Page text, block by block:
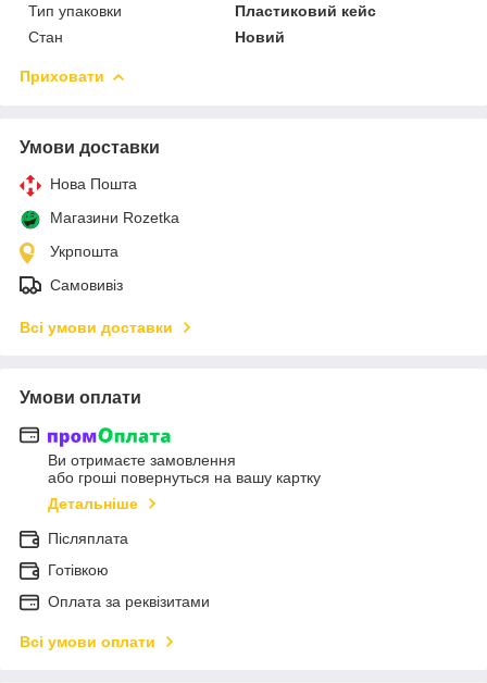
Тип упаковки
Пластиковий кейс
Стан
Новий
Приховати
Умови доставки
Нова Пошта
Магазини Rozetka
Укрпошта
Самовивіз
Всі умови доставки
Умови оплати
Ви отримаєте замовлення
або гроші повернуться на вашу картку
Детальніше
Післяплата
Готівкою
Оплата за реквізитами
Всі умови оплати